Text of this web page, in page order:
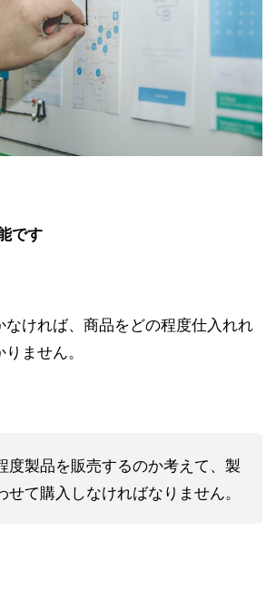
です
ければ、商品をどの程度仕入れれ
ません。
度製品を販売するのか考えて、製
て購入しなければなりません。